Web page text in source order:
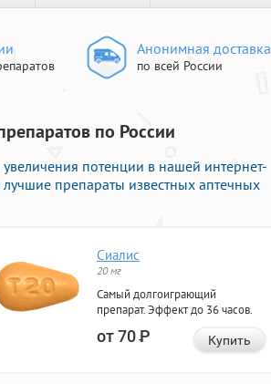
Анонимная доставка
по всей России
по России
потенции в нашей интернет-
препараты известных аптечных
Сиалис
20 мг
Самый долгоиграющий
препарат. Эффект до 36 часов.
от 70Р Купить